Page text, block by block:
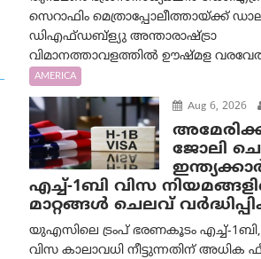
സെറാഫിം മെത്രാപ്പോലീത്തായ്ക്ക്
ഡിഎഫ്ഡബ്ള്യു അന്താരാഷ്ട്രാ
വിമാനത്താവളത്തിൽ ഊഷ്മള
AMERICA
Aug 6, 2026
ജോലി
എച്ച്-1ബി വിസ
മാറ്റങ്ങൾ ചെലവ്
യുഎസിലെ ട്രംപ് ഭരണകൂടം എച്ച്-
വിസ കാലാവധി നീട്ടുന്നതിന് അധിക